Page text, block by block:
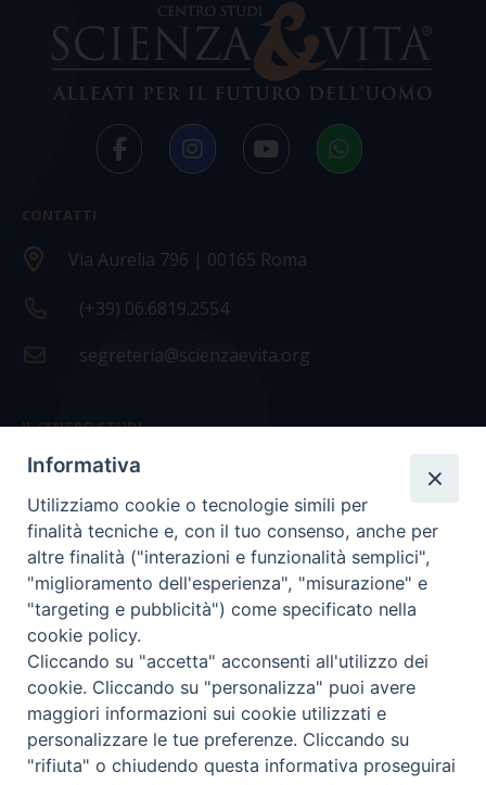
CONTATTI
Via Aurelia 796 | 00165 Roma
(+39) 06.6819.2554
segreteria@scienzaevita.org
IL CENTRO STUDI
La nostra storia
Statuto
Presidenza e ufficio presidenza
Consiglio scientifico
Coordinamento nazionale
COPYRIGHT Scienza & Vita - C.F96600690588- Tutti i
Informativa
Utilizziamo cookie o tecnologie simili per
finalità tecniche e, con il tuo consenso, anche per
altre finalità ("interazioni e funzionalità semplici",
"miglioramento dell'esperienza", "misurazione" e
"targeting e pubblicità") come specificato nella
cookie policy.
Cliccando su "accetta" acconsenti all'utilizzo dei
cookie. Cliccando su "personalizza" puoi avere
maggiori informazioni sui cookie utilizzati e
personalizzare le tue preferenze. Cliccando su
"rifiuta" o chiudendo questa informativa proseguirai